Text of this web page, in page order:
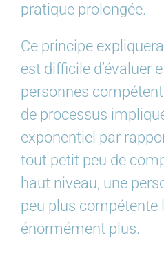
pratique prolongée.
Ce principe
est difficile d’évaluer
personnes
de processus
exponentiel par
tout petit peu de
haut niveau, une
peu plus compétente
énormément plus.